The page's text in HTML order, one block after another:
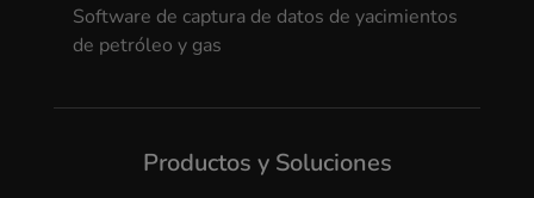
Software de captura de datos de yacimientos
de petróleo y gas
Productos y Soluciones